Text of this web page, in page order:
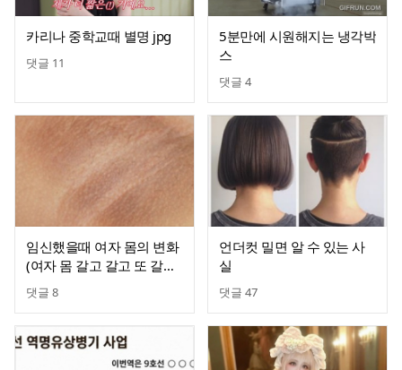
카리나 중학교때 별명 jpg
댓글 11
5분만에 시원해지는 냉각박
스
댓글 4
임신했을때 여자 몸의 변화
(여자 몸 갈고 갈고 또 갈아
하는 임신)
댓글 8
언더컷 밀면 알 수 있는 사
실
댓글 47